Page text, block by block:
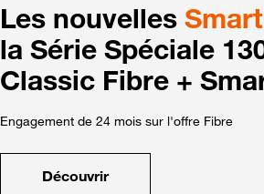
Les nouvelles
la Série Spéciale
Classic Fibre +
Engagement de 24 mois sur l'offre Fibre
Découvrir